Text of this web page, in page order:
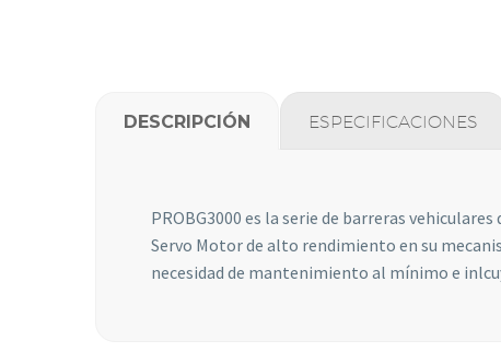
DESCRIPCIÓN ESPECIFICACIONES
PROBG3000 es la serie de barreras
Servo Motor de alto rendimiento en su
necesidad de mantenimiento al mínimo e